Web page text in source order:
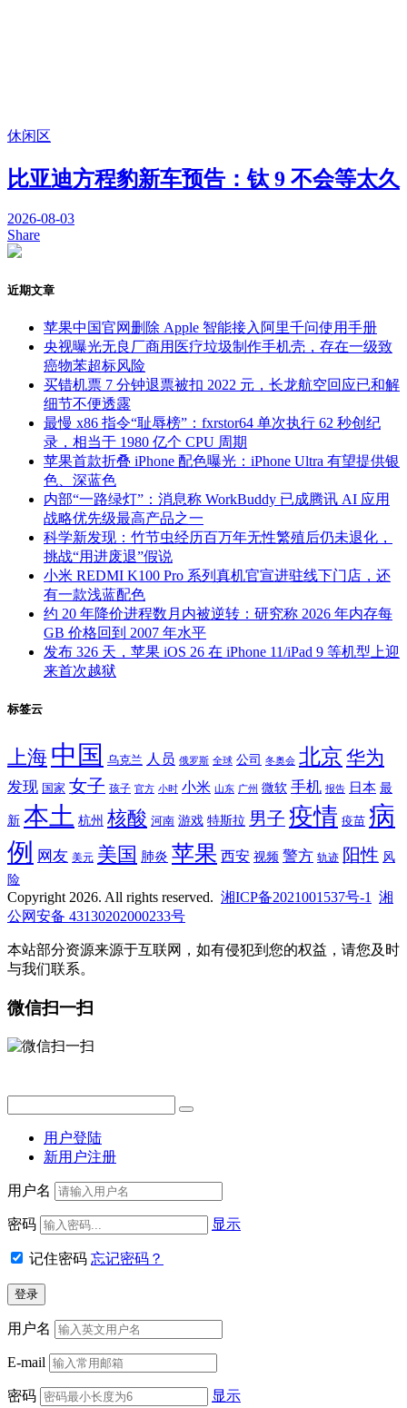
休闲区
比亚迪方程豹新车预告：钛 9 不会等太久
2026-08-03
Share
近期文章
苹果中国官网删除 Apple 智能接入阿里千问使用手册
央视曝光无良厂商用医疗垃圾制作手机壳，存在一级致
癌物苯超标风险
买错机票 7 分钟退票被扣 2022 元，长龙航空回应已和解
细节不便透露
最慢 x86 指令“耻辱榜”：fxrstor64 单次执行 62 秒创纪
录，相当于 1980 亿个 CPU 周期
苹果首款折叠 iPhone 配色曝光：iPhone Ultra 有望提供银
色、深蓝色
内部“一路绿灯”：消息称 WorkBuddy 已成腾讯 AI 应用
战略优先级最高产品之一
科学新发现：竹节虫经历百万年无性繁殖后仍未退化，
挑战“用进废退”假说
小米 REDMI K100 Pro 系列真机官宣进驻线下门店，还
有一款浅蓝配色
约 20 年降价进程数月内被逆转：研究称 2026 年内存每
GB 价格回到 2007 年水平
发布 326 天，苹果 iOS 26 在 iPhone 11/iPad 9 等机型上迎
来首次越狱
标签云
上海 中国 乌克兰 人员 俄罗斯 全球 公司 冬奥会 北京 华为
发现 国家 女子 孩子 官方 小时 小米 山东 广州 微软 手机 报告 日本 最
新 本土 杭州 核酸 河南 游戏 特斯拉 男子 疫情 疫苗 病
例
网友 美元 美国 肺炎 苹果 西安 视频 警方 轨迹 阳性 风
险
Copyright 2026. All rights reserved. 湘ICP备2021001537号-1
湘
公网安备 43130202000233号
本站部分资源来源于互联网，如有侵犯到您的权益，请您及时
与我们联系。
微信扫一扫
用户登陆
新用户注册
用户名
密码 显示
记住密码 忘记密码？
用户名
E-mail
密码 显示